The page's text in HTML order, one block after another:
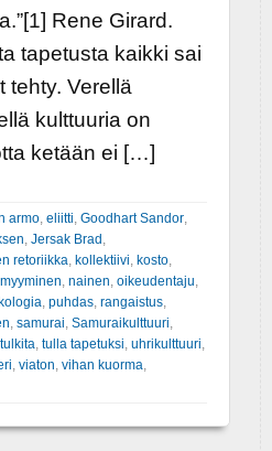
Rene Girard.
tapetusta kaikki sai
tehty. Verellä
kulttuuria on
ketään ei […]
armo, eliitti Goodhart Sandor,
Jersak Brad
retoriikka kollektiivi kosto,
myyminen nainen oikeudentaju
puhdas, rangaistus,
samurai Samuraikulttuuri
tulkita tulla tapetuksi uhrikulttuuri
viaton vihan kuorma